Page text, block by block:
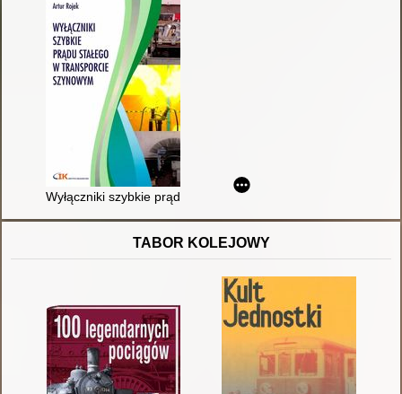
Wyłączniki szybkie prądu stałego w transporcie szynowym
TABOR KOLEJOWY